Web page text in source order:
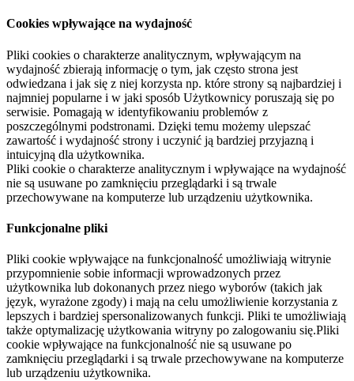
Cookies wpływające na wydajność
Pliki cookies o charakterze analitycznym, wpływającym na
wydajność zbierają informację o tym, jak często strona jest
odwiedzana i jak się z niej korzysta np. które strony są najbardziej i
najmniej popularne i w jaki sposób Użytkownicy poruszają się po
serwisie. Pomagają w identyfikowaniu problemów z
poszczególnymi podstronami. Dzięki temu możemy ulepszać
zawartość i wydajność strony i uczynić ją bardziej przyjazną i
intuicyjną dla użytkownika.
Pliki cookie o charakterze analitycznym i wpływające na wydajność
nie są usuwane po zamknięciu przeglądarki i są trwale
przechowywane na komputerze lub urządzeniu użytkownika.
Funkcjonalne pliki
Pliki cookie wpływające na funkcjonalność umożliwiają witrynie
przypomnienie sobie informacji wprowadzonych przez
użytkownika lub dokonanych przez niego wyborów (takich jak
język, wyrażone zgody) i mają na celu umożliwienie korzystania z
lepszych i bardziej spersonalizowanych funkcji. Pliki te umożliwiają
także optymalizację użytkowania witryny po zalogowaniu się.Pliki
cookie wpływające na funkcjonalność nie są usuwane po
zamknięciu przeglądarki i są trwale przechowywane na komputerze
lub urządzeniu użytkownika.